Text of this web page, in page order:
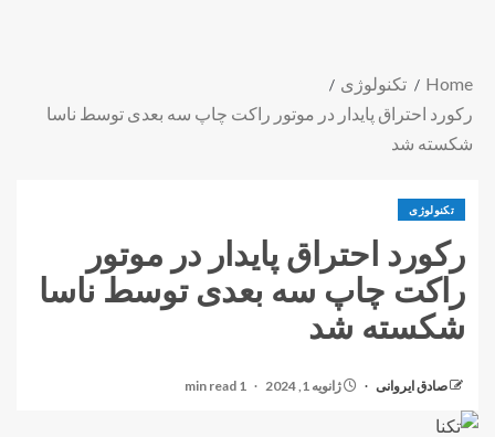
Home
تکنولوژی
رکورد احتراق پایدار در موتور راکت چاپ سه بعدی توسط ناسا
شکسته شد
تکنولوژی
رکورد احتراق پایدار در موتور
راکت چاپ سه بعدی توسط ناسا
شکسته شد
صادق ایروانی ژانویه 1, 2024 1 min read